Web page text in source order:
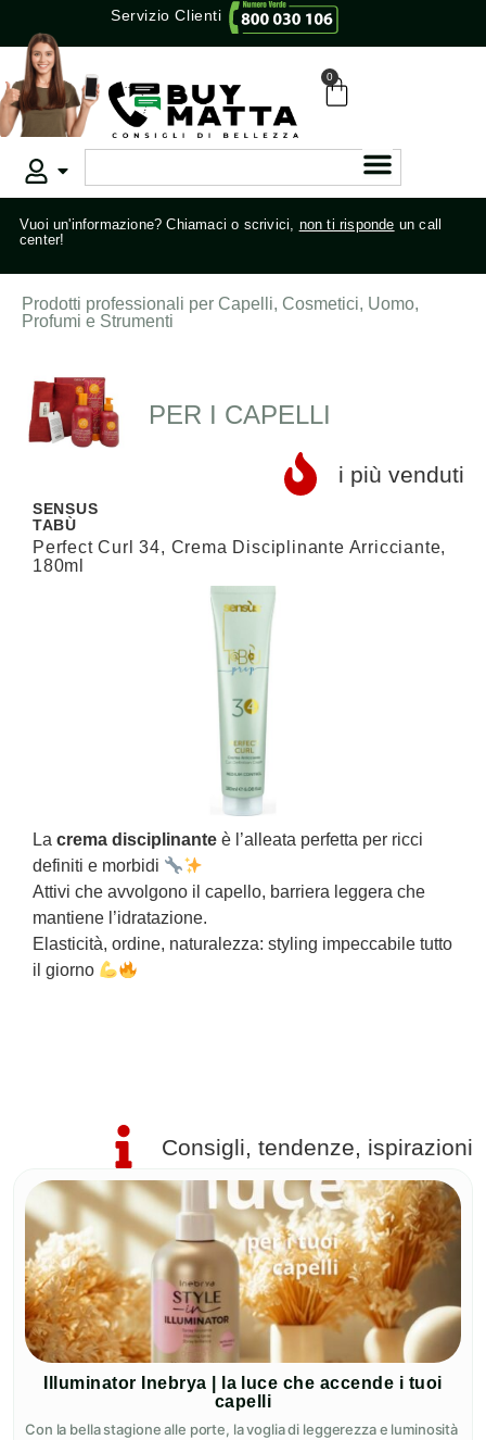
Servizio Clienti
0
Vuoi un'informazione? Chiamaci o scrivici, non ti risponde un call
center!
Prodotti professionali per Capelli, Cosmetici, Uomo,
Profumi e Strumenti
PER I CAPELLI
i più venduti
SENSUS
TABÙ
Perfect Curl 34, Crema Disciplinante Arricciante,
180ml
La crema disciplinante è l’alleata perfetta per ricci
definiti e morbidi
Attivi che avvolgono il capello, barriera leggera che
mantiene l’idratazione.
Elasticità, ordine, naturalezza: styling impeccabile tutto
il giorno
Consigli, tendenze, ispirazioni
Illuminator Inebrya | la luce che accende i tuoi
capelli
Con la bella stagione alle porte, la voglia di leggerezza e luminosità